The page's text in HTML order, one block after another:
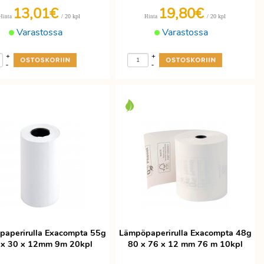
Varastossa
13,01€/ 20 kpl
-
+
Varastossa
Hinta 19,80€/ 20 kpl
-
+
Exacompta 55g
30 x 12mm 9m 20kpl
Lämpöpaperirulla Exacompta 48g
80 x 76 x 12 mm 76 m 10kpl